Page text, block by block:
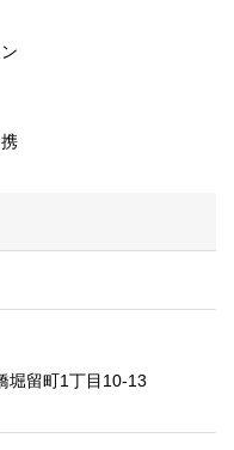
堀留町1丁目10-13